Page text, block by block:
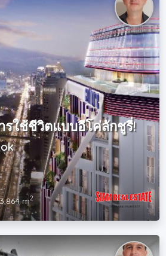
ใช้ชีวิตแบบอีโค่ลักชูรี่!
m2